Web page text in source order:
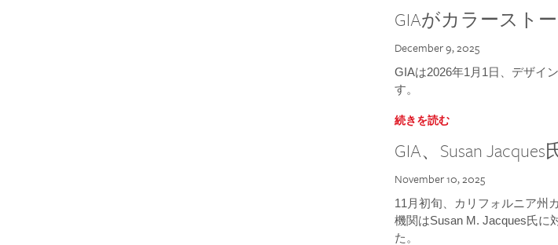
GIAがカラースト
December 9, 2025
GIAは2026年1月1日、デザイ
す。
続きを読む
GIA、Susan
November 10, 2025
11月初旬、カリフォルニア州
機関はSusan M. Jacques氏に
た。